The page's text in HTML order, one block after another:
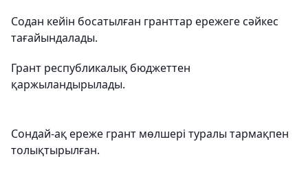
Содан кейін босатылған гранттар ережеге сәйкес
тағайындалады.
Грант республикалық бюджеттен
қаржыландырылады.
Сондай-ақ ереже грант мөлшері туралы тармақпен
толықтырылған.